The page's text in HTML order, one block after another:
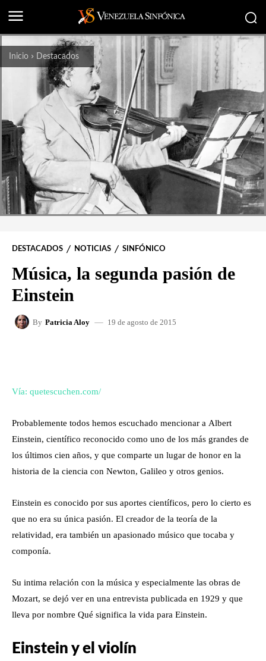
Inicio Destacados
DESTACADOS NOTICIAS SINFÓNICO
Música, la segunda pasión de
Einstein
By Patricia Aloy 19 de agosto de 2015
Vía: quetescuchen.com/
Probablemente todos hemos escuchado mencionar a Albert
Einstein, científico reconocido como uno de los más grandes de
los últimos cien años, y que comparte un lugar de honor en la
historia de la ciencia con Newton, Galileo y otros genios.
Einstein es conocido por sus aportes científicos, pero lo cierto es
que no era su única pasión. El creador de la teoría de la
relatividad, era también un apasionado músico que tocaba y
componía.
Su intima relación con la música y especialmente las obras de
Mozart, se dejó ver en una entrevista publicada en 1929 y que
lleva por nombre Qué significa la vida para Einstein.
Einstein y el violín